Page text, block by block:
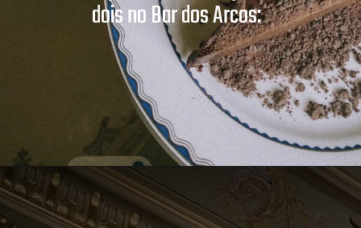
dois no Bar dos Arcos:
Opening https://salateando.com.br/web-stories/quanto-custa-jantar-no-bar-dos-arcos/